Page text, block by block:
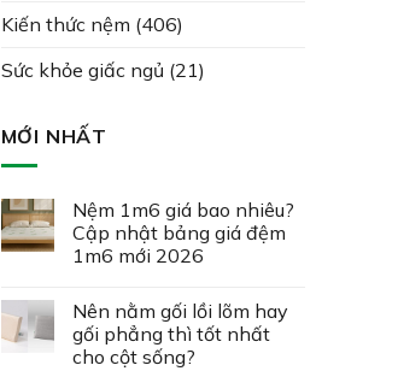
Kiến thức nệm (406)
Sức khỏe giấc ngủ (21)
MỚI NHẤT
Nệm 1m6 giá bao nhiêu?
Cập nhật bảng giá đệm
1m6 mới 2026
Nên nằm gối lồi lõm hay
gối phẳng thì tốt nhất
cho cột sống?